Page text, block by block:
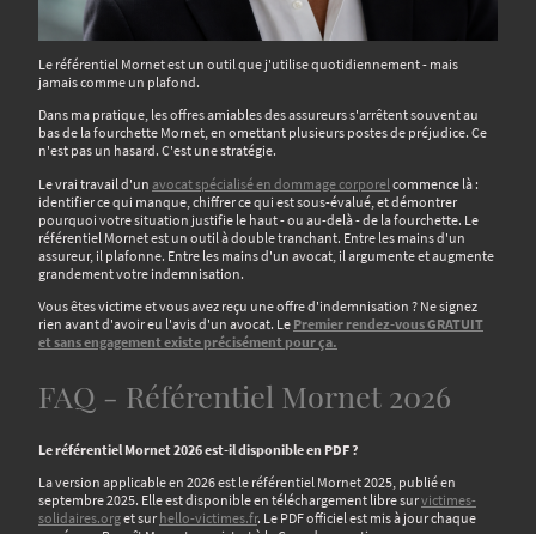
Le référentiel Mornet est un outil que j'utilise quotidiennement - mais
jamais comme un plafond.
Dans ma pratique, les offres amiables des assureurs s'arrêtent souvent au
bas de la fourchette Mornet, en omettant plusieurs postes de préjudice. Ce
n'est pas un hasard. C'est une stratégie.
Le vrai travail d'un avocat spécialisé en dommage corporel commence là :
identifier ce qui manque, chiffrer ce qui est sous-évalué, et démontrer
pourquoi votre situation justifie le haut - ou au-delà - de la fourchette. Le
référentiel Mornet est un outil à double tranchant. Entre les mains d'un
assureur, il plafonne. Entre les mains d'un avocat, il argumente et augmente
grandement votre indemnisation.
Vous êtes victime et vous avez reçu une offre d'indemnisation ? Ne signez
rien avant d'avoir eu l'avis d'un avocat. Le Premier rendez-vous GRATUIT
et sans engagement existe précisément pour ça.
FAQ - Référentiel Mornet 2026
Le référentiel Mornet 2026 est-il disponible en PDF ?
La version applicable en 2026 est le référentiel Mornet 2025, publié en
septembre 2025. Elle est disponible en téléchargement libre survictimes-
solidaires.orget sur hello-victimes.fr. Le PDF officiel est mis à jour chaque